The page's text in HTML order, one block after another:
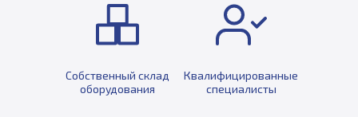
Собственный склад
оборудования
Квалифицированные
специалисты